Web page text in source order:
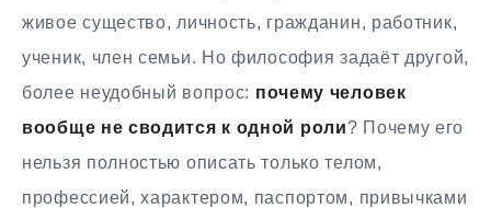
живое существо, личность, гражданин, работник,
ученик, член семьи. Но философия задаёт другой,
более неудобный вопрос: почему человек
вообще не сводится к одной роли? Почему его
нельзя полностью описать только телом,
профессией, характером, паспортом, привычками